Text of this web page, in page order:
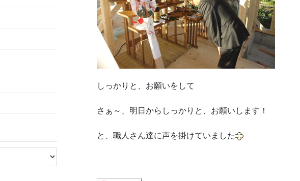
しっかりと、お願いをして
さぁ～、明日からしっかりと、お願いします！
と、職人さん達に声を掛けていました